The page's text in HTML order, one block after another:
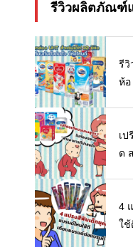
รีวิวผลิตภัณฑ์
รีวิ
ห้อ
เป
ด
4
ใช้